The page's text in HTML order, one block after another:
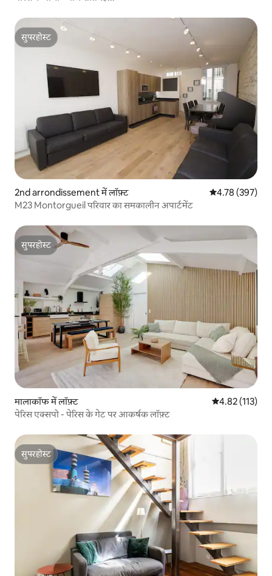
सुपरहोस्ट
सुपरहोस्ट
2nd arrondissement में लॉफ़्ट औसत रेटिंग 5 में से
4.78 (397)
M23 Montorgueil परिवार का समकालीन अपार्टमेंट
सुपरहोस्ट
सुपरहोस्ट
मालाकॉफ में लॉफ़्ट औसत रेटिंग 5 में से
4.82 (113)
पेरिस एक्सपो - पेरिस के गेट पर आकर्षक लॉफ़्ट
सुपरहोस्ट
सुपरहोस्ट